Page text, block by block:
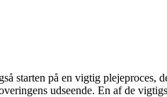
starten på en vigtig
udseende. En af de